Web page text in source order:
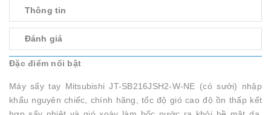
Thông tin
Đánh giá
Đặc điểm nổi bật
Máy sấy tay Mitsubishi JT-SB216JSH2-W-NE (có sưởi) nhập
khẩu nguyên chiếc, chính hãng, tốc độ gió cao độ ồn thấp kết